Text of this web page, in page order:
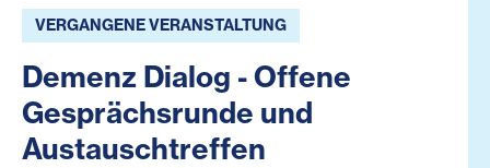
VERGANGENE VERANSTALTUNG
Demenz Dialog - Offene
Gesprächsrunde und
Austauschtreffen